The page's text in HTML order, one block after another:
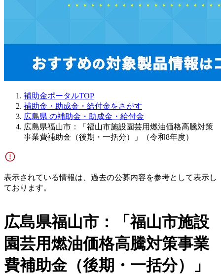
補助金ポータルTOP
補助金・助成金・給付金をさがす
広島県 の補助金・助成金・給付金
広島県福山市：「福山市施設園芸用燃油価格高騰対策
事業費補助金（後期・一括分）」（令和8年度）
表示されている情報は、過去の公募内容を参考として表示し
ております。
広島県福山市：「福山市施設
園芸用燃油価格高騰対策事業
費補助金（後期・一括分）」